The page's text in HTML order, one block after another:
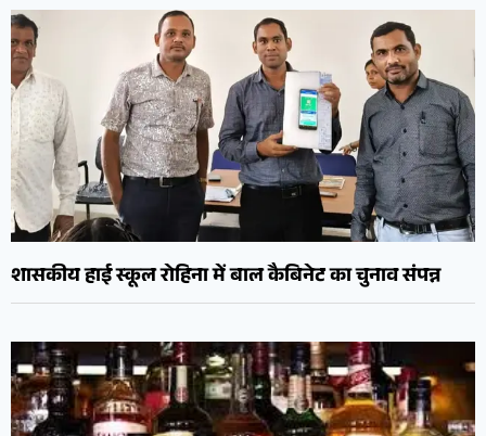
शासकीय हाई स्कूल रोहिना में बाल कैबिनेट का चुनाव संपन्न